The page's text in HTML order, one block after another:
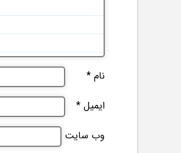
نام *
ایمیل *
وب‌ سایت